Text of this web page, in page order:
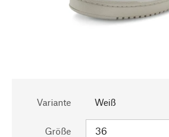
Variante Weiß
Größe